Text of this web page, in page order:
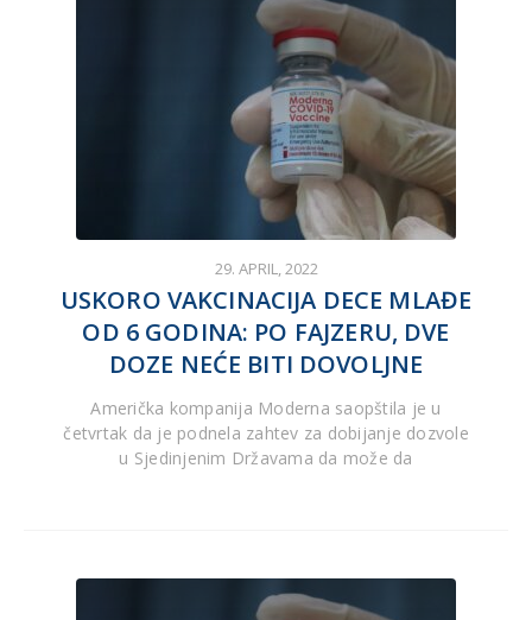
29. APRIL, 2022
USKORO VAKCINACIJA DECE MLAĐE
OD 6 GODINA: PO FAJZERU, DVE
DOZE NEĆE BITI DOVOLJNE
Američka kompanija Moderna saopštila je u
četvrtak da je podnela zahtev za dobijanje dozvole
u ​​Sjedinjenim Državama da može da